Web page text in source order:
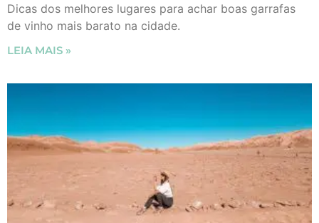
Dicas dos melhores lugares para achar boas garrafas
de vinho mais barato na cidade.
LEIA MAIS »